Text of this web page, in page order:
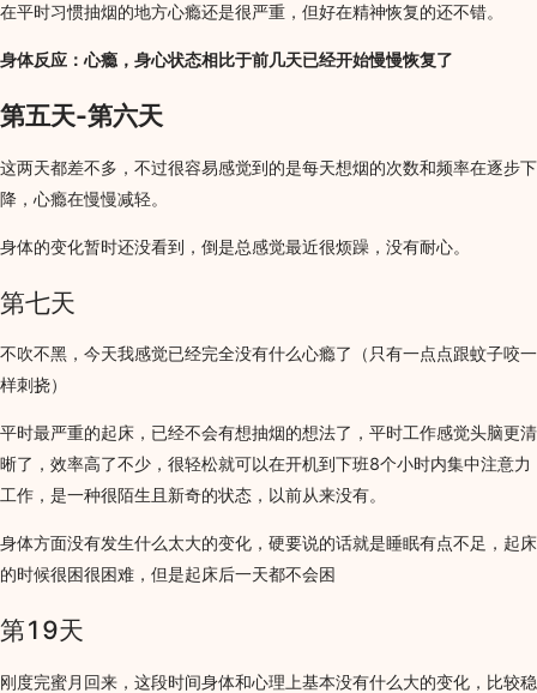
在平时习惯抽烟的地方心瘾还是很严重，但好在精神恢复的还不错。
身体反应：心瘾，身心状态相比于前几天已经开始慢慢恢复了
第五天-第六天
这两天都差不多，不过很容易感觉到的是每天想烟的次数和频率在逐步下
降，心瘾在慢慢减轻。
身体的变化暂时还没看到，倒是总感觉最近很烦躁，没有耐心。
第七天
不吹不黑，今天我感觉已经完全没有什么心瘾了（只有一点点跟蚊子咬一
样刺挠）
平时最严重的起床，已经不会有想抽烟的想法了，平时工作感觉头脑更清
晰了，效率高了不少，很轻松就可以在开机到下班8个小时内集中注意力
工作，是一种很陌生且新奇的状态，以前从来没有。
身体方面没有发生什么太大的变化，硬要说的话就是睡眠有点不足，起床
的时候很困很困难，但是起床后一天都不会困
第19天
刚度完蜜月回来，这段时间身体和心理上基本没有什么大的变化，比较稳